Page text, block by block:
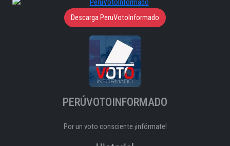
Descarga PeruVotoInformado
PERÚVOTOINFORMADO
Por un voto consciente ¡infórmate!